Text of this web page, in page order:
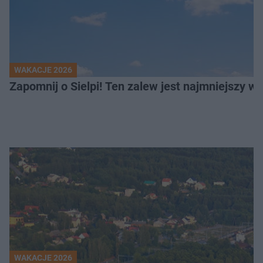
WAKACJE 2026
WAKACJE 2026